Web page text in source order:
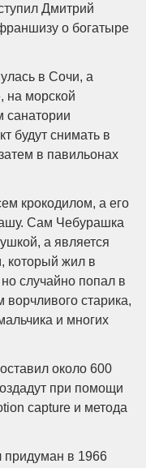
Дмитрий
о богатыре
в Сочи, а
на морской
санатории
будут снимать в
в павильонах
крокодилом, а его
Сам Чебурашка
а является
который жил в
случайно попал в
ворчливого старика,
и многих
около 600
при помощи
capture и метода
в 1966